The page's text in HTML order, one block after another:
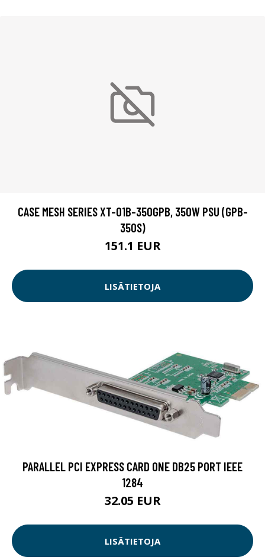
CASE MESH SERIES XT-01B-350GPB, 350W PSU (GPB-
350S)
151.1 EUR
LISÄTIETOJA
PARALLEL PCI EXPRESS CARD ONE DB25 PORT IEEE
1284
32.05 EUR
LISÄTIETOJA